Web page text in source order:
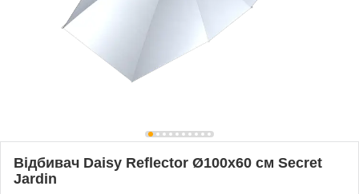
Відбивач Daisy Reflector Ø100х60 см Secret
Jardin